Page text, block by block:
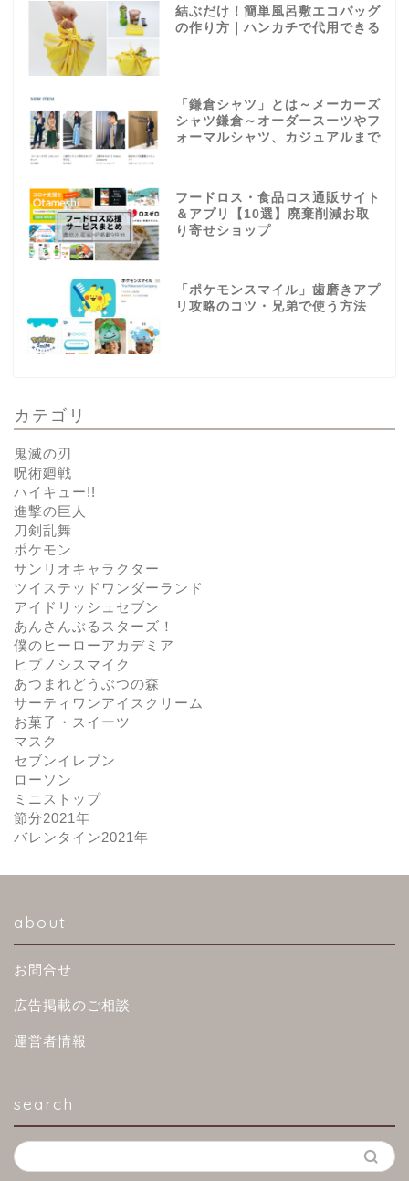
結ぶだけ！簡単風呂敷エコバッグ
の作り方｜ハンカチで代用できる
「鎌倉シャツ」とは～メーカーズ
シャツ鎌倉～オーダースーツやフ
ォーマルシャツ、カジュアルまで
フードロス・食品ロス通販サイト
＆アプリ【10選】廃棄削減お取
り寄せショップ
「ポケモンスマイル」歯磨きアプ
リ攻略のコツ・兄弟で使う方法
カテゴリ
鬼滅の刃
呪術廻戦
ハイキュー!!
進撃の巨人
刀剣乱舞
ポケモン
サンリオキャラクター
ツイステッドワンダーランド
アイドリッシュセブン
あんさんぶるスターズ！
僕のヒーローアカデミア
ヒプノシスマイク
あつまれどうぶつの森
サーティワンアイスクリーム
お菓子・スイーツ
マスク
セブンイレブン
ローソン
ミニストップ
節分2021年
バレンタイン2021年
about
お問合せ
広告掲載のご相談
運営者情報
search